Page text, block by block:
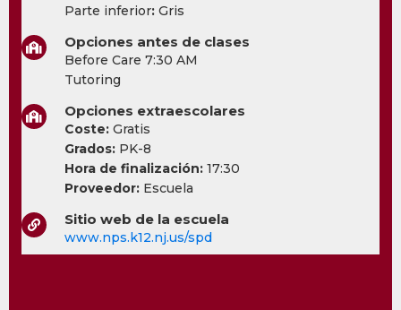
Parte inferior: Gris
Opciones antes de clases
Before Care 7:30 AM
Tutoring
Opciones extraescolares
Coste: Gratis
Grados: PK-8
Hora de finalización: 17:30
Proveedor: Escuela
Sitio web de la escuela
www.nps.k12.nj.us/spd